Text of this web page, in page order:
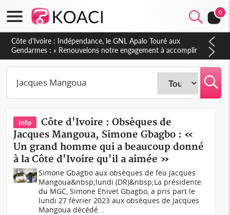
0
Sierra Leone : Un projet de réforme constitutionnelle en
gestation, points clés des amendements, un exclu d'avance
Info
Côte d'Ivoire : Obsèques de
Jacques Mangoua, Simone Gbagbo : «
Un grand homme qui a beaucoup donné
à la Côte d'Ivoire qu'il a aimée »
Simone Gbagbo aux obsèques de feu Jacques
Mangoua&nbsp;lundi (DR)&nbsp;La présidente
du MGC, Simone Ehivet Gbagbo, a pris part le
lundi 27 février 2023 aux obsèques de Jacques
Mangoua décédé...